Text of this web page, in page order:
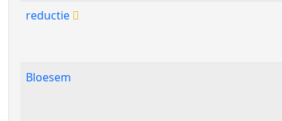
reductie
Bloesem